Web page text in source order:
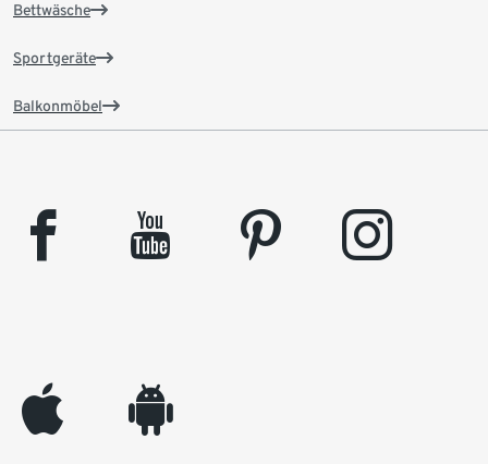
Bettwäsche
Sportgeräte
Balkonmöbel
facebook youtube pinterest instagram
appleinc android